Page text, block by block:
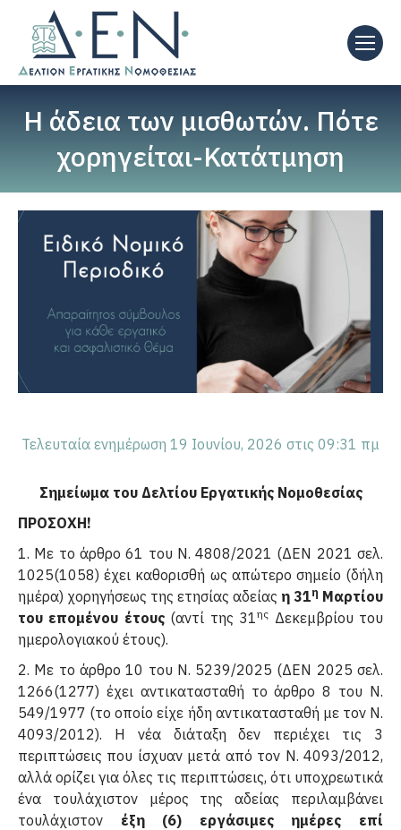
Η άδεια των μισθωτών. Πότε
χορηγείται-Κατάτμηση
Τελευταία ενημέρωση 19 Ιουνίου, 2026 στις 09:31 πμ
Σημείωμα του Δελτίου Εργατικής Νομοθεσίας
ΠΡΟΣΟΧΗ!
1. Με το άρθρο 61 του Ν. 4808/2021 (ΔΕΝ 2021 σελ.
1025(1058) έχει καθορισθή ως απώτερο σημείο (δήλη
ημέρα) χορηγήσεως της ετησίας αδείας η 31η Μαρτίου
του επομένου έτους(αντί της 31ης Δεκεμβρίου του
ημερολογιακού έτους).
2. Με το άρθρο 10 του Ν. 5239/2025 (ΔΕΝ 2025 σελ.
1266(1277) έχει αντικατασταθή το άρθρο 8 του Ν.
549/1977 (το οποίο είχε ήδη αντικατασταθή με τον Ν.
4093/2012). Η νέα διάταξη δεν περιέχει τις 3
περιπτώσεις που ίσχυαν μετά από τον Ν. 4093/2012,
αλλά ορίζει για όλες τις περιπτώσεις, ότι υποχρεωτικά
ένα τουλάχιστον μέρος της αδείας περιλαμβάνει
τουλάχιστον έξη (6) εργάσιμες ημέρες επί